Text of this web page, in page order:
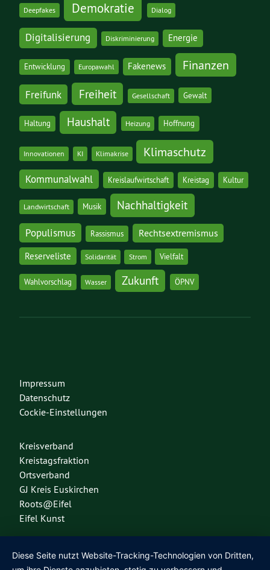
Deepfakes Demokratie Dialog
Digitalisierung Diskriminierung Energie
Entwicklung Europawahl Fakenews Finanzen
Freifunk Freiheit Gesellschaft Gewalt
Haltung Haushalt Heizung Hoffnung
Innovationen KI Klimakrise Klimaschutz
Kommunalwahl Kreislaufwirtschaft Kreistag Kultur
Landwirtschaft Musik Nachhaltigkeit
Populismus Rassismus Rechtsextremismus
Reserveliste Solidarität Strom Vielfalt
Wahlvorschlag Wasser Zukunft ÖPNV
Impressum
Datenschutz
Cockie-Einstellungen
Kreisverband
Kreistagsfraktion
Ortsverband
GJ Kreis Euskirchen
Roots@Eifel
Eifel Kunst
Diese Seite nutzt das freie Wordpress-ThemeUrwahl3000. Erstellt mit❤von
Diese Seite nutzt Website-Tracking-Technologien von Dritten,